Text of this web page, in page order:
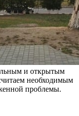
и открытым
необходимым
проблемы.